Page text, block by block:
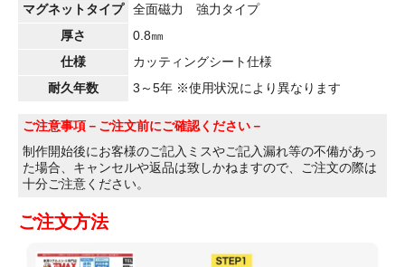
マグネットタイプ
全面磁力 強力タイプ
厚さ
0.8㎜
仕様
カッティングシート仕様
耐久年数
3～5年 ※使用状況により異なります
ご注意事項 －ご注文前にご確認ください－
制作開始後にお客様のご記入ミスやご記入漏れ等の不備があっ
た場合、キャンセルや返品は致しかねますので、ご注文の際は
十分ご注意ください。
ご注文方法